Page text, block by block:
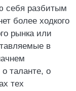
себя разбитым
более ходкого
рынка или
в
таланте, о
тех